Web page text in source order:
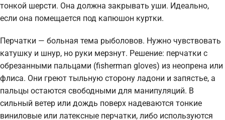
тонкой шерсти. Она должна закрывать уши. Идеально,
если она помещается под капюшон куртки.
Перчатки — больная тема рыболовов. Нужно чувствовать
катушку и шнур, но руки мерзнут. Решение: перчатки с
обрезанными пальцами (fisherman gloves) из неопрена или
флиса. Они греют тыльную сторону ладони и запястье, а
пальцы остаются свободными для манипуляций. В
сильный ветер или дождь поверх надеваются тонкие
виниловые или латексные перчатки, либо используются